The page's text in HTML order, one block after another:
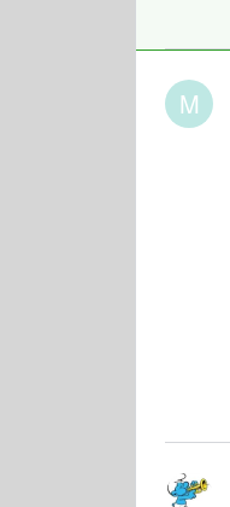
M